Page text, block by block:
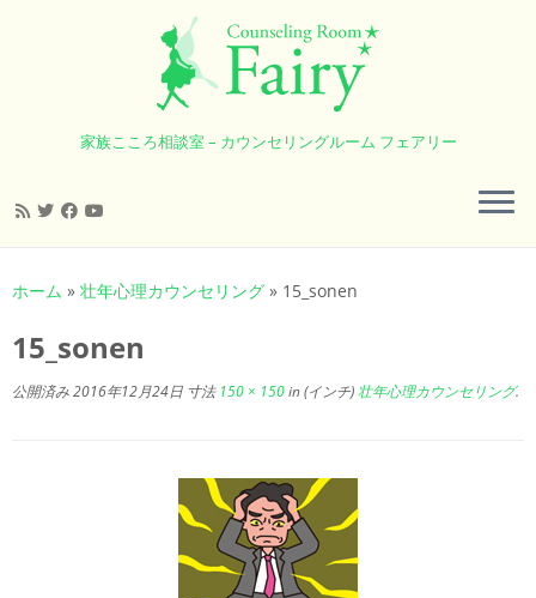
ン
ン
へ
家族こころ相談室 – カウンセリングルーム フェアリー
ホーム » 壮年心理カウンセリング » 15_sonen
15_sonen
公開済み2016年12月24日 寸法150 × 150in (インチ)壮年心理カウンセリング.